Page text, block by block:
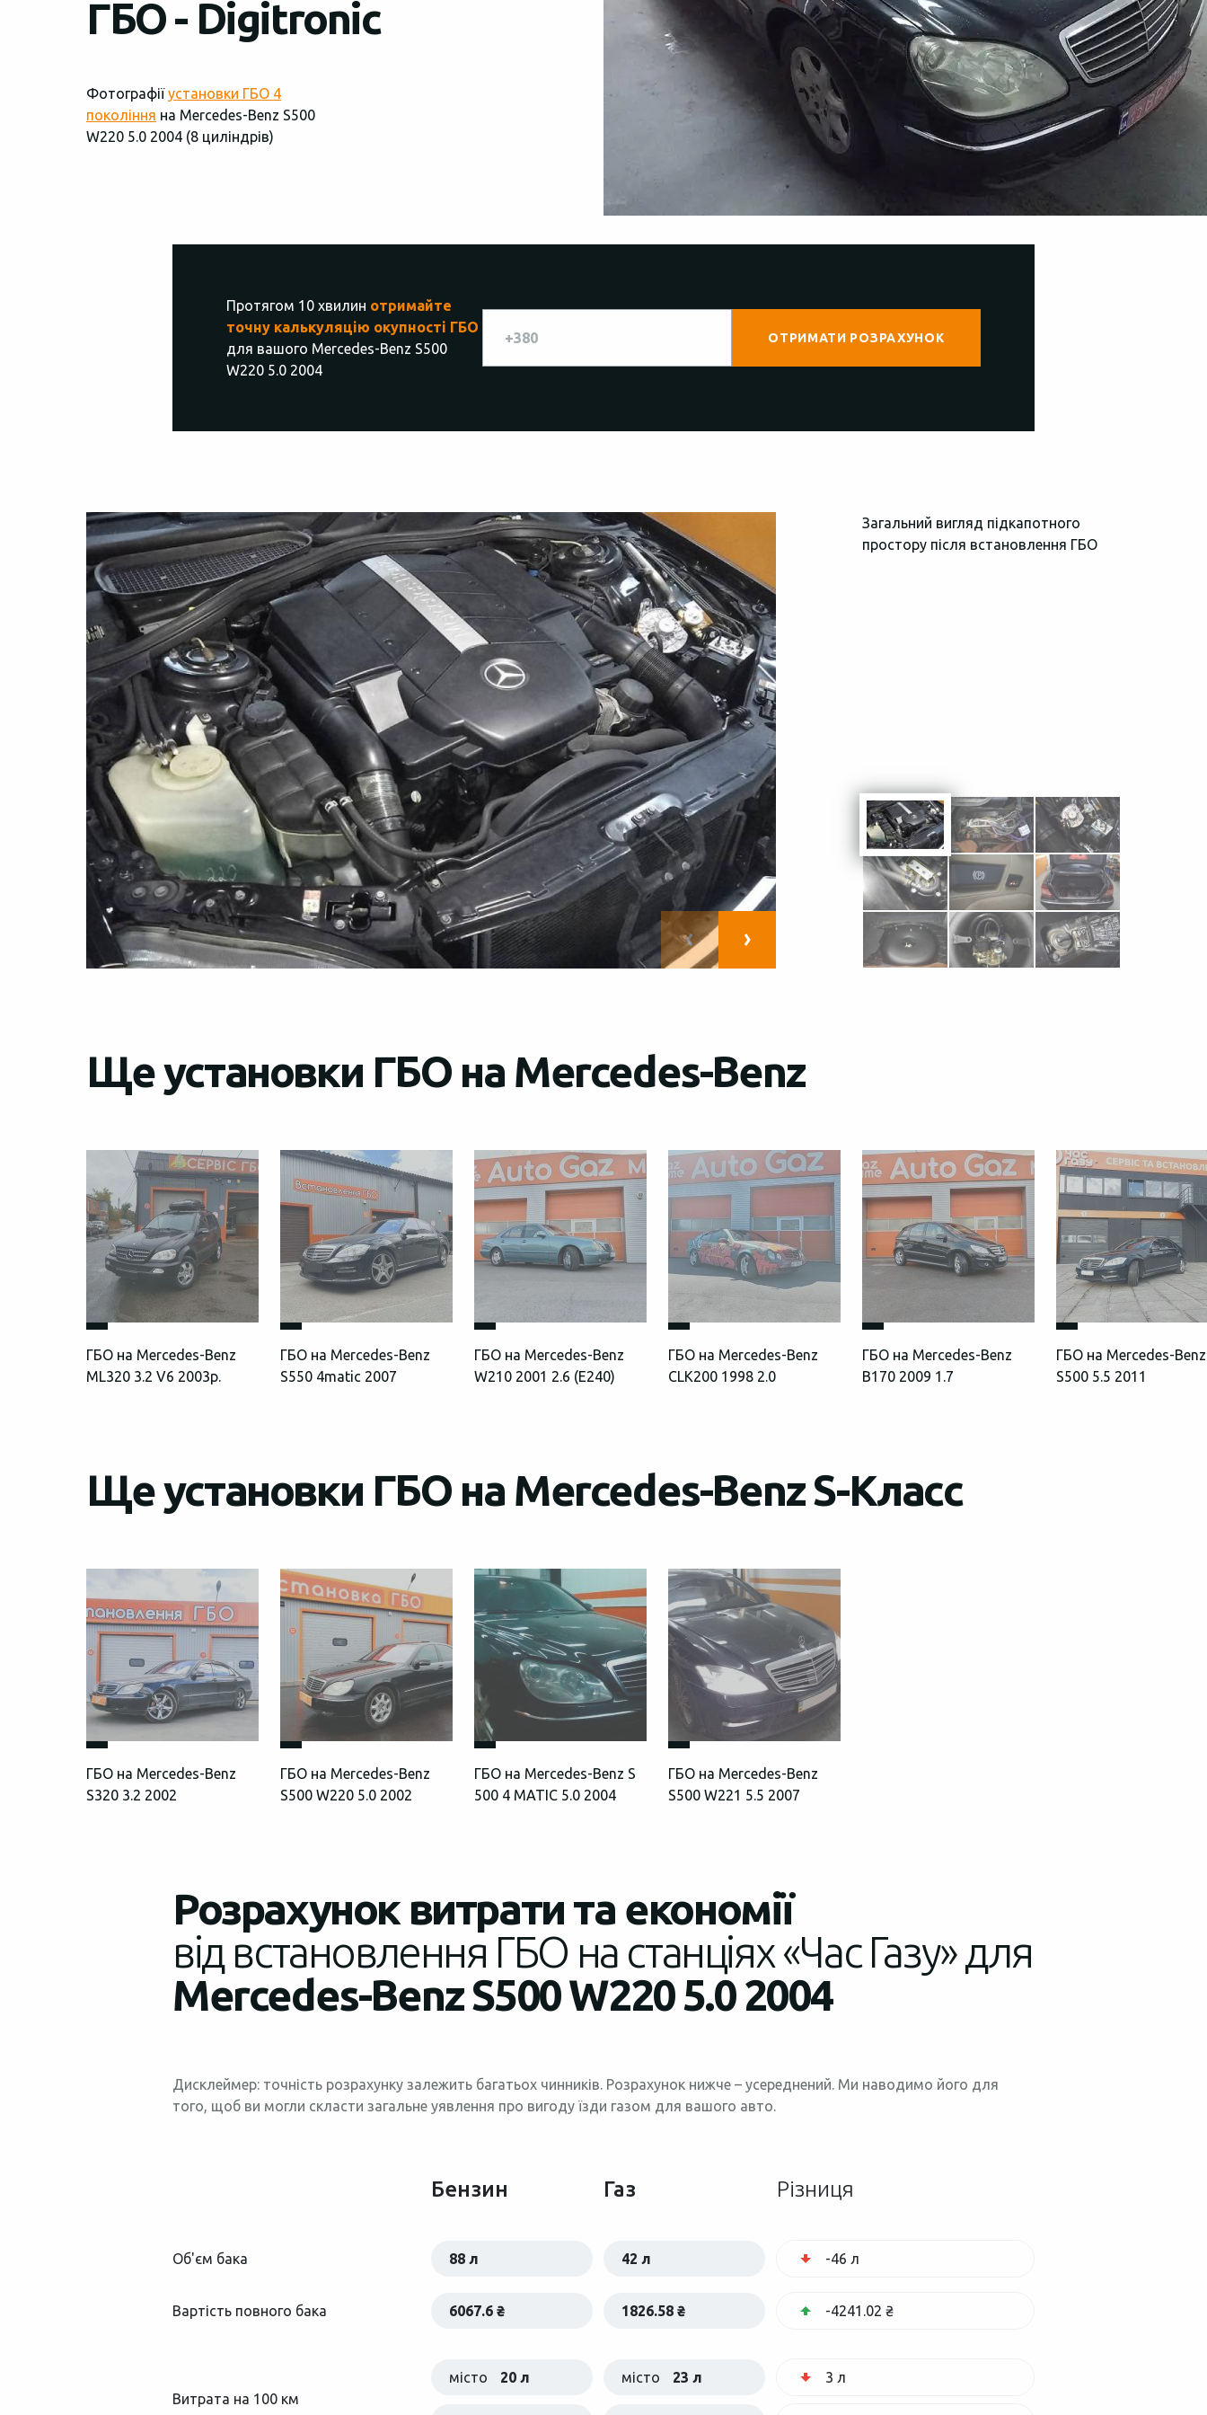
ГБО - Digitronic
Фотографіїустановки ГБО 4
покоління на Mercedes-Benz S500
W220 5.0 2004 (8 циліндрів)
Протягом 10 хвилин отримайте
точну калькуляцію окупності ГБО
для вашого Mercedes-Benz S500
W220 5.0 2004
Загальний вигляд підкапотного
простору після встановлення ГБО
Ще установки ГБО на Mercedes-Benz
ГБО на Mercedes-Benz
ML320 3.2 V6 2003р.
ГБО на Mercedes-Benz
S550 4matic 2007
ГБО на Mercedes-Benz
W210 2001 2.6 (E240)
ГБО на Mercedes-Benz
CLK200 1998 2.0
ГБО на Mercedes-Benz
B170 2009 1.7
ГБО на Mercedes-Benz
S500 5.5 2011
Ще установки ГБО на Mercedes-Benz S-Класс
ГБО на Mercedes-Benz
S320 3.2 2002
ГБО на Mercedes-Benz
S500 W220 5.0 2002
ГБО на Mercedes-Benz S
500 4 MATIC 5.0 2004
ГБО на Mercedes-Benz
S500 W221 5.5 2007
Розрахунок витрати та економії
від встановлення ГБО на станціях «Час Газу» для
Mercedes-Benz S500 W220 5.0 2004
Дисклеймер: точність розрахунку залежить багатьох чинників. Розрахунок нижче – усереднений. Ми наводимо його для
того, щоб ви могли скласти загальне уявлення про вигоду їзди газом для вашого авто.
Бензин Газ Різниця
Об'єм бака 88 л 42 л -46 л
Вартість повного бака 6067.6 ₴ 1826.58 ₴ -4241.02 ₴
Витрата на 100 км
місто 20 л місто 23 л 3 л